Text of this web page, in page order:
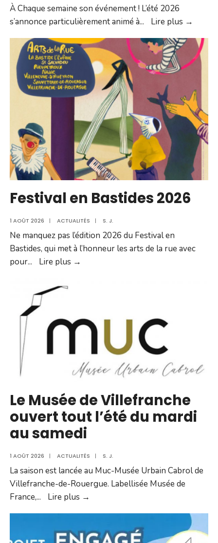
À Chaque semaine son événement ! L’été 2026
s’annonce particulièrement animé à... Lire plus →
Festival en Bastides 2026
1 AOÛT 2026 | ACTUALITÉS | S. J.
Ne manquez pas l’édition 2026 du Festival en
Bastides, qui met à l’honneur les arts de la rue avec
pour... Lire plus →
Le Musée de Villefranche
ouvert tout l’été du mardi
au samedi
1 AOÛT 2026 | ACTUALITÉS | S. J.
La saison est lancée au Muc-Musée Urbain Cabrol de
Villefranche-de-Rouergue. Labellisée Musée de
France,... Lire plus →
Villefranche